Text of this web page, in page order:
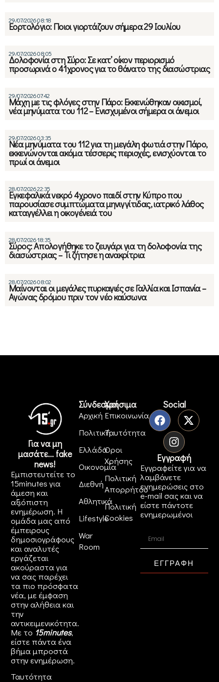
29/07/2026 08:18
Εορτολόγιο: Ποιοι γιορτάζουν σήμερα 29 Ιουλίου
29/07/2026 08:05
Δολοφονία στη Σύρο: Σε κατ’ οίκον περιορισμό
προσωρινά ο 41χρονος για το θάνατο της διασώστριας
29/07/2026 07:42
Μάχη με τις φλόγες στην Πάρο: Εκκενώθηκαν οικισμοί,
νέα μηνύματα του 112 – Ενισχυμένοι σήμερα οι άνεμοι
29/07/2026 03:35
Νέα μηνύματα του 112 για τη μεγάλη φωτιά στην Πάρο,
εκκενώνονται ακόμα τέσσερις περιοχές, ενισχύονται το
πρωί οι άνεμοι
28/07/2026 22:35
Εγκεφαλικά νεκρό 4χρονο παιδί στην Κύπρο που
παρουσίασε συμπτώματα μηνιγγίτιδας, ιατρικό λάθος
καταγγέλλει η οικογένειά του
28/07/2026 18:35
Σύρος: Απολογήθηκε το ζευγάρι για τη δολοφονία της
διασώστριας – Τι ζήτησε η ανακρίτρια
28/07/2026 08:02
Μαίνονται οι μεγάλες πυρκαγιές σε Γαλλία και Ισπανία –
Αγώνας δρόμου πριν τον νέο καύσωνα
Για να μη
μασάτε... fake
news!
Εμπιστευτείτε το
15minutes για
άμεση και
αξιόπιστη
ενημέρωση. Η
ομάδα μας από
έμπειρους
δημοσιογράφους
και αναλυτές
εργάζεται
ακούραστα για
να σας παρέχει
τα πιο πρόσφατα
νέα, με έμφαση
στην αλήθεια και
την
αντικειμενικότητα.
Με το 15minutes,
είστε πάντα ένα
βήμα μπροστά
στηνενημέρωση.
Ταυτότητα
Σύνδεσμοι
Αρχική
Πολιτική
Ελλάδα
Οικονομία
Διεθνή
Αθλητικά
Lifestyle
War
Room
Χρήσιμα
Επικοινωνία
Ταυτότητα
Όροι
Χρήσης
Πολιτική
Απορρήτου
Πολιτική
Cookies
Social
Εγγραφή
Εγγραφείτε για να
λαμβάνετε
ενημερώσεις στο
e-mail σας και να
είστε πάντοτε
ενημερωμένοι
ΕΓΓΡΑΦΗ